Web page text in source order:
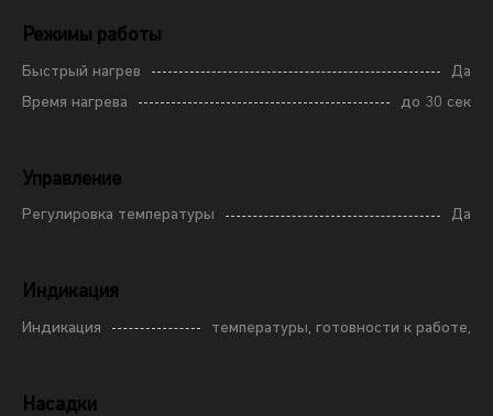
Режимы работы
Быстрый нагрев
Да
Время нагрева
до 30 сек
Управление
Регулировка температуры Да
Индикация
Индикация температуры, готовности к работе,
Насадки